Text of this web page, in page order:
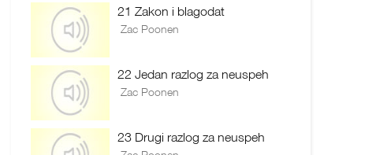
21 Zakon i blagodat
Zac Poonen
22 Jedan razlog za neuspeh
Zac Poonen
23 Drugi razlog za neuspeh